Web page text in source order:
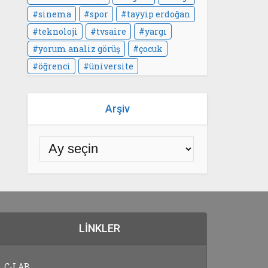
sinema
spor
tayyip erdoğan
teknoloji
tvsaire
yargı
yorum analiz görüş
çocuk
öğrenci
üniversite
Arşiv
LINKLER